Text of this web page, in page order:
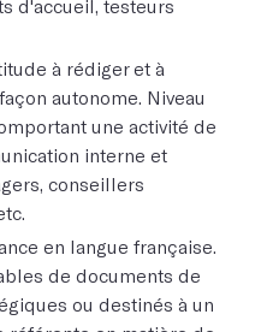
d'accueil, testeurs
à rédiger et à
autonome. Niveau
une activité de
interne et
conseillers
en langue française.
de documents de
ou destinés à un